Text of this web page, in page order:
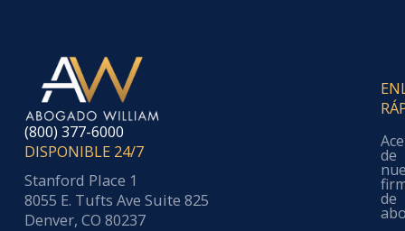
(800) 377-6000
DISPONIBLE 24/7
Stanford Place 1
8055 E. Tufts Ave Suite 825
Denver, CO 80237
de
de